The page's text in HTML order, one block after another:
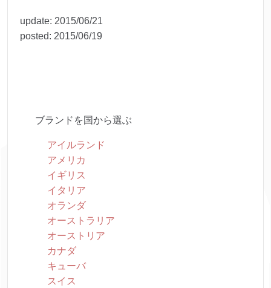
update: 2015/06/21
posted: 2015/06/19
ブランドを国から選ぶ
アイルランド
アメリカ
イギリス
イタリア
オランダ
オーストラリア
オーストリア
カナダ
キューバ
スイス